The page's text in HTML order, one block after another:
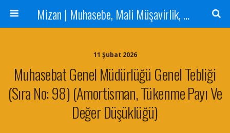
Mizan | Muhasebe, Mali Müşavirlik, Denetim Hizmetleri
11 Şubat 2026
Muhasebat Genel Müdürlüğü Genel Tebliği
(Sıra No: 98) (Amortisman, Tükenme Payı Ve
Değer Düşüklüğü)